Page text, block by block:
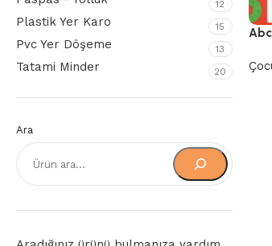
12
Plastik Yer Karo 15
Pvc Yer Döşeme 13
Tatami Minder 20
Ara
Abc